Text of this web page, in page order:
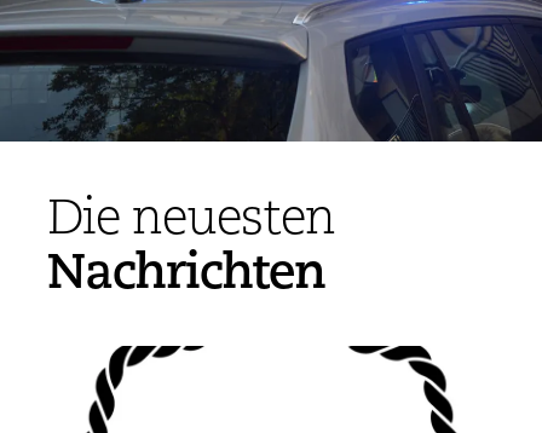
Die neuesten
Nachrichten